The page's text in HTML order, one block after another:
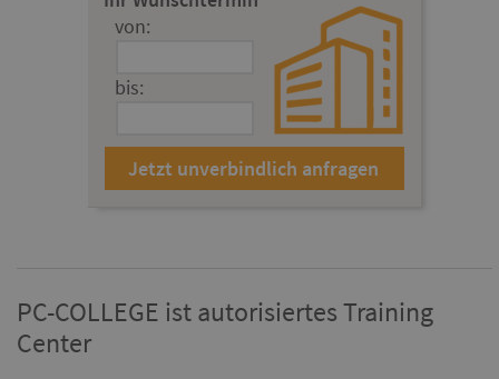
von:
bis:
PC-COLLEGE ist autorisiertes Training
Center